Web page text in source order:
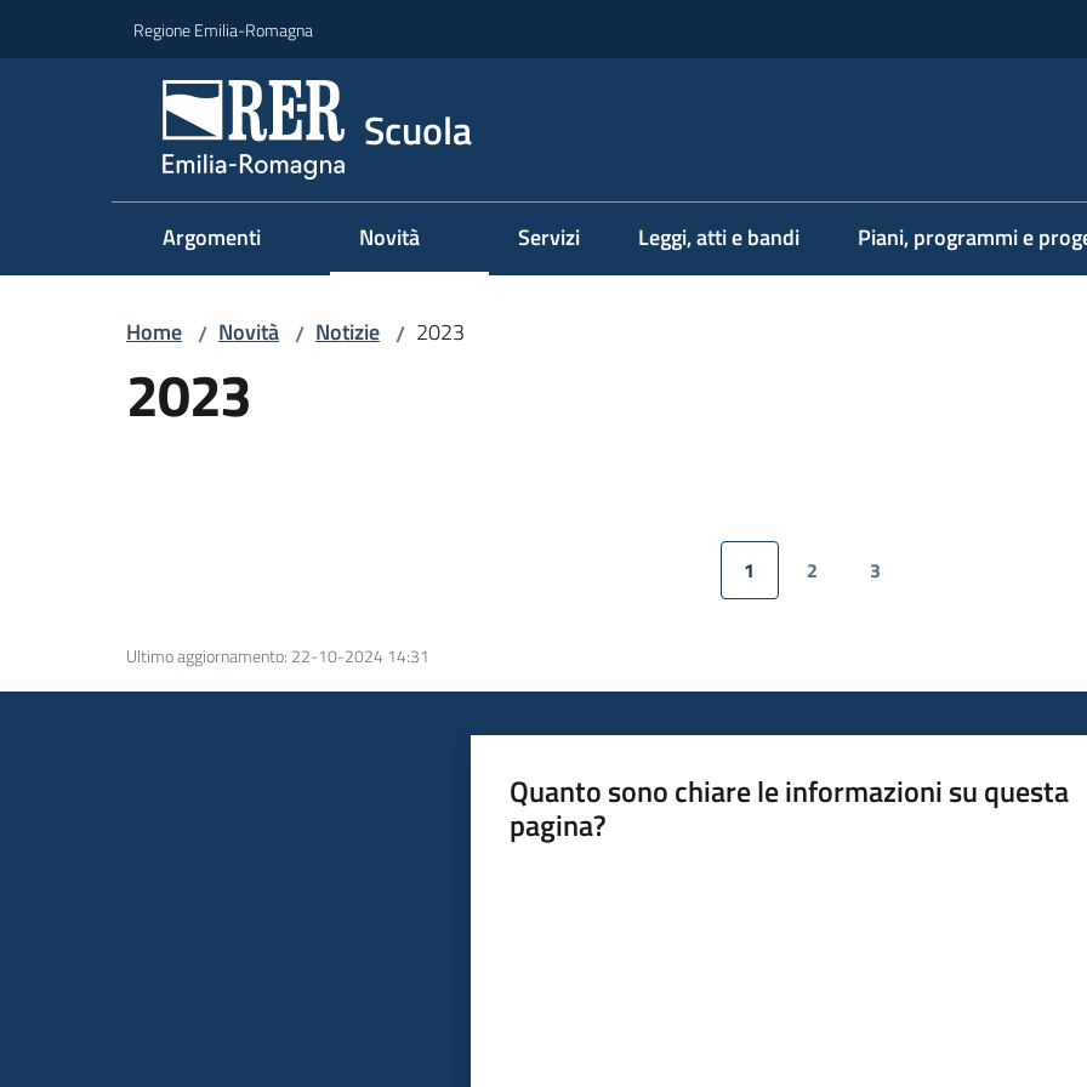
Regione Emilia-Romagna
Scuola
Argomenti Novità Servizi Leggi, atti e bandi Piani, programmi e
Home / Novità / Notizie / 2023
2023
Pagina precedente
Pagina
1 Pagina
2 Pagina
3
Ultimo aggiornamento: 22-10-2024 14:31
Quanto sono chiare le informazioni su questa
pagina?